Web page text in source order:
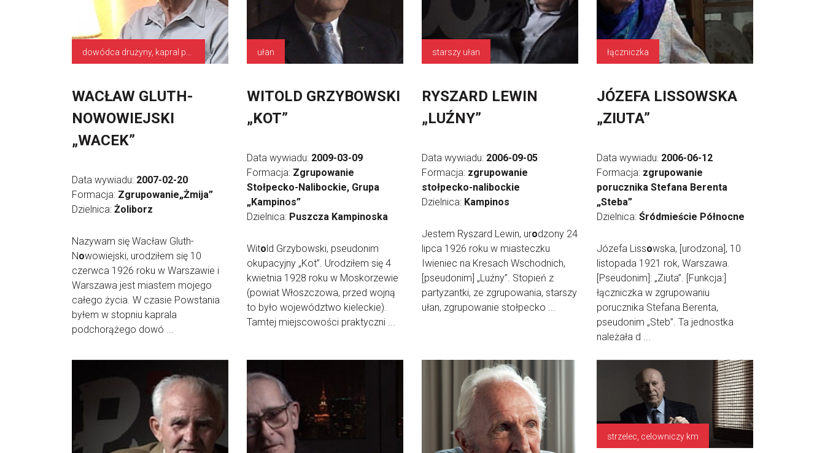
WACŁAW GLUTH-
NOWOWIEJSKI
„WACEK”
Data wywiadu: 2007-02-20
Formacja: Zgrupowanie„Żmija”
Dzielnica: Żoliborz
Nazywam się Wacław Gluth-
Nowowiejski, urodziłem się 10
czerwca 1926 roku w Warszawie i
Warszawa jest miastem mojego
całego życia. W czasie Powstania
byłem w stopniu kaprala
podchorążego dowó ...
ułan
WITOLD GRZYBOWSKI
„KOT”
Data wywiadu: 2009-03-09
Formacja: Zgrupowanie
Stołpecko-Nalibockie, Grupa
„Kampinos”
Dzielnica: Puszcza Kampinoska
Witold Grzybowski, pseudonim
okupacyjny „Kot”. Urodziłem się 4
kwietnia 1928 roku w Moskorzewie
(powiat Włoszczowa, przed wojną
to było województwo kieleckie).
Tamtej miejscowości praktyczni ...
starszy ułan
RYSZARD LEWIN
„LUŹNY”
Data wywiadu: 2006-09-05
Formacja: zgrupowanie
stołpecko-nalibockie
Dzielnica: Kampinos
Jestem Ryszard Lewin, urodzony 24
lipca 1926 roku w miasteczku
Iwieniec na Kresach Wschodnich,
[pseudonim] „Luźny”. Stopień z
partyzantki, ze zgrupowania, starszy
ułan, zgrupowanie stołpecko ...
łączniczka
JÓZEFA LISSOWSKA
„ZIUTA”
Data wywiadu: 2006-06-12
Formacja: zgrupowanie
porucznika Stefana Berenta
„Steba”
Dzielnica: Śródmieście Północne
Józefa Lissowska, [urodzona], 10
listopada 1921 rok, Warszawa.
[Pseudonim]: „Ziuta”. [Funkcja:]
łączniczka w zgrupowaniu
porucznika Stefana Berenta,
pseudonim „Steb”. Ta jednostka
należała d ...
strzelec, celowniczy km